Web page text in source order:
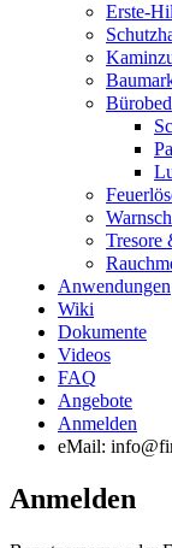
Erste-
Tresore
Anwendungen
Wiki
Dokumente
Videos
FAQ
Angebote
Anmelden
eMail:
Anmelden